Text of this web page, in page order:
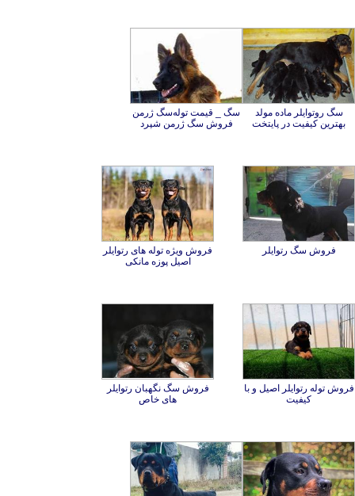
سگ روتوایلر ماده مولد
بهترین کیفیت در پایتخت
سگ _ قیمت توله‌سگ ژرمن
فروش سگ ژرمن شپرد
فروش سگ رتوایلر
فروش ویژه توله های رتوایلر
اصیل پوزه مانکی
فروش توله رتوایلر اصیل و با
کیفیت
فروش سگ نگهبان رتوایلر
های خاص